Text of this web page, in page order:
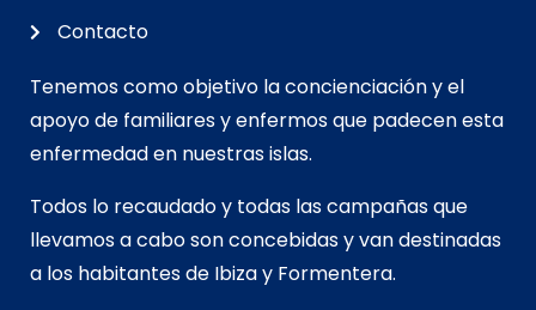
Contacto
Tenemos como objetivo la concienciación y el
apoyo de familiares y enfermos que padecen esta
enfermedad en nuestras islas.
Todos lo recaudado y todas las campañas que
llevamos a cabo son concebidas y van destinadas
a los habitantes de Ibiza y Formentera.